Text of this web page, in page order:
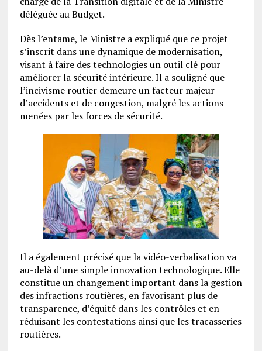
déléguée au Budget.
Dès l’entame, le Ministre a expliqué que ce projet
s’inscrit dans une dynamique de modernisation,
visant à faire des technologies un outil clé pour
améliorer la sécurité intérieure. Il a souligné que
l’incivisme routier demeure un facteur majeur
d’accidents et de congestion, malgré les actions
menées par les forces de sécurité.
Il a également précisé que la vidéo-verbalisation va
au-delà d’une simple innovation technologique. Elle
constitue un changement important dans la gestion
des infractions routières, en favorisant plus de
transparence, d’équité dans les contrôles et en
réduisant les contestations ainsi que les tracasseries
routières.